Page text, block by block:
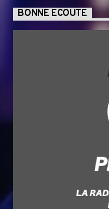
BONNE ECOUTE